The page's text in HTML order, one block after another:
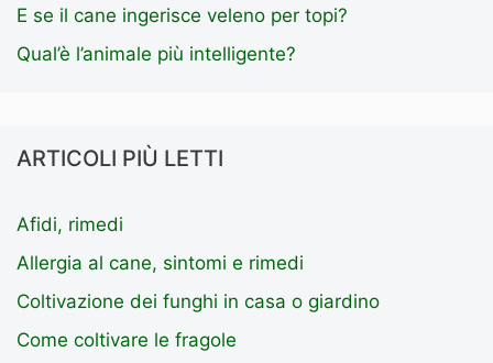
E se il cane ingerisce veleno per topi?
Qual’è l’animale più intelligente?
ARTICOLI PIÙ LETTI
Afidi, rimedi
Allergia al cane, sintomi e rimedi
Coltivazione dei funghi in casa o giardino
Come coltivare le fragole